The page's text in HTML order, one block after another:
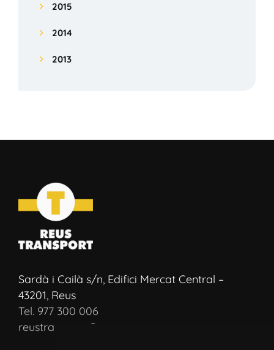
2015
2014
2013
Sardà i Cailà s/n, Edifici Mercat Central –
43201, Reus
Tel. 977 300 006
reustransport@reustransport.cat